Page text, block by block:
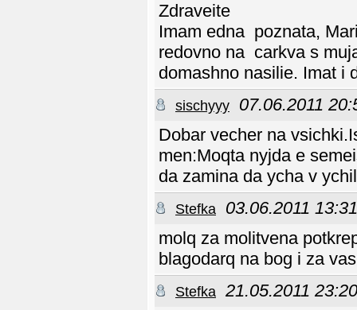
Zdraveite
Imam edna poznata,
redovno na carkva s
domashno nasilie. Imat i
sischyyy
07.06.2011
Dobar vecher na
men:Moqta nyjda e
da zamina da ycha v
Stefka
03.06.2011 13:31
molq za molitvena
blagodarq na bog i za
Stefka 21.05.2011 23:20